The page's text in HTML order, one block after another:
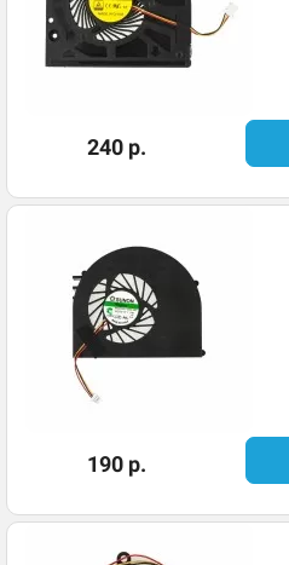
240 р.
190 р.